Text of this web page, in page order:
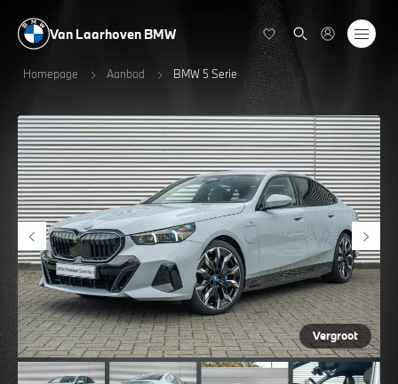
Van Laarhoven BMW
Homepage Aanbod BMW 5 Serie
Vergroot